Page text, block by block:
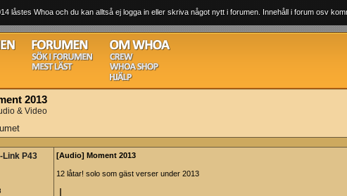
låstes Whoa och du kan alltså ej logga in eller skriva något nytt i forumen. Innehåll i forum osv
2013
& Video
Link P43 [Audio] Moment 2013
12 låtar! solo som gäst verser under 2013